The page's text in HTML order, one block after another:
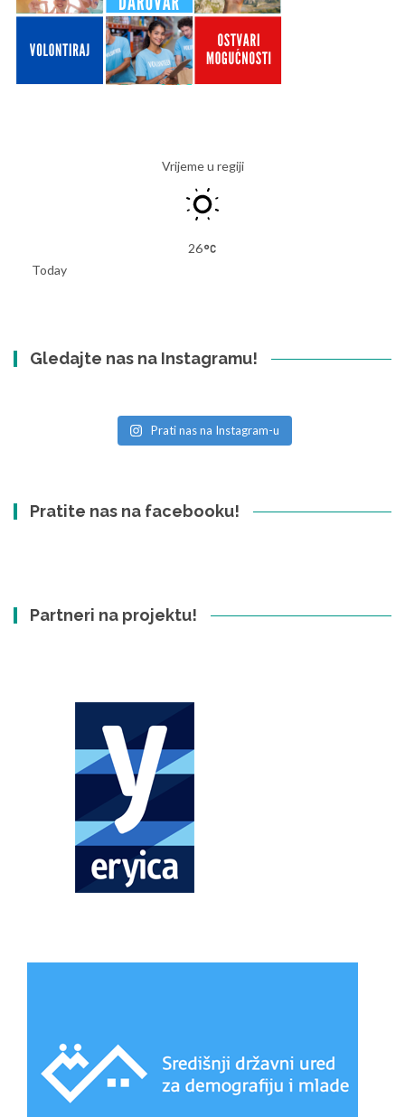
Vrijeme u regiji
26
Today
Gledajte nas na Instagramu!
Prati nas na Instagram-u
Pratite nas na facebooku!
Partneri na projektu!